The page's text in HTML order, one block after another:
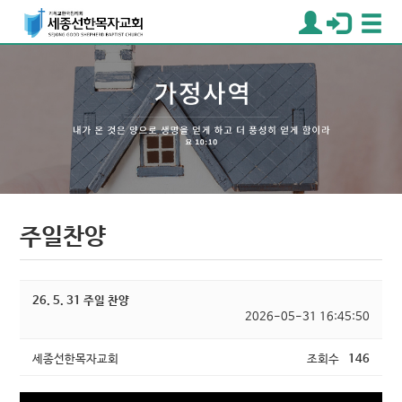
주일찬양
26. 5. 31 주일 찬양
2026-05-31 16:45:50
세종선한목자교회 조회수 146